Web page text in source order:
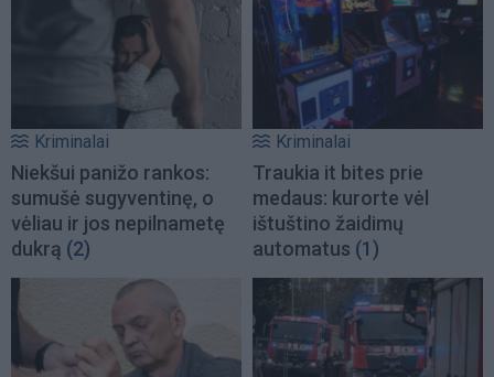
Kriminalai
Niekšui panižo rankos:
sumušė sugyventinę, o
vėliau ir jos nepilnametę
dukrą (2)
Kriminalai
Traukia it bites prie
medaus: kurorte vėl
ištuštino žaidimų
automatus (1)